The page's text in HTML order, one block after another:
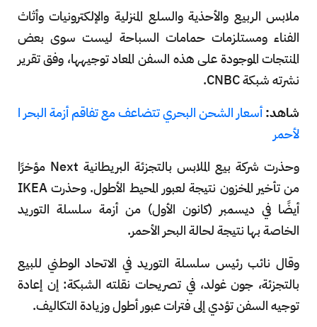
ملابس الربيع والأحذية والسلع المنزلية والإلكترونيات وأثاث
الفناء ومستلزمات حمامات السباحة ليست سوى بعض
المنتجات الموجودة على هذه السفن المعاد توجيهها، وفق تقرير
نشرته شبكة CNBC.
شاهد:أسعار الشحن البحري تتضاعف مع تفاقم أزمة البحر ا
لأحمر
وحذرت شركة بيع الملابس بالتجزئة البريطانية Next مؤخرًا
من تأخير المخزون نتيجة لعبور المحيط الأطول. وحذرت IKEA
أيضًا في ديسمبر (كانون الأول) من أزمة سلسلة التوريد
الخاصة بها نتيجة لحالة البحر الأحمر.
وقال نائب رئيس سلسلة التوريد في الاتحاد الوطني للبيع
بالتجزئة، جون غولد، في تصريحات نقلته الشبكة: إن إعادة
توجيه السفن تؤدي إلى فترات عبور أطول وزيادة التكاليف.